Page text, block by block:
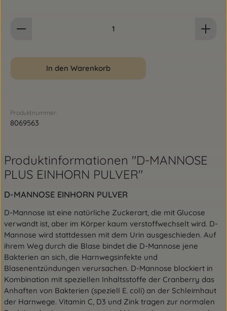
In den Warenkorb
Produktnummer:
8069563
Produktinformationen "D-MANNOSE
PLUS EINHORN PULVER"
D-MANNOSE EINHORN PULVER
D-Mannose ist eine natürliche Zuckerart, die mit Glucose
verwandt ist, aber im Körper kaum verstoffwechselt wird. D-
Mannose wird stattdessen mit dem Urin ausgeschieden. Auf
ihrem Weg durch die Blase bindet die D-Mannose jene
Bakterien an sich, die Harnwegsinfekte und
Blasenentzündungen verursachen. D-Mannose blockiert in
Kombination mit speziellen Inhaltsstoffe der Cranberry das
Anhaften von Bakterien (speziell E. coli) an der Schleimhaut
der Harnwege. Vitamin C, D3 und Zink tragen zur normalen